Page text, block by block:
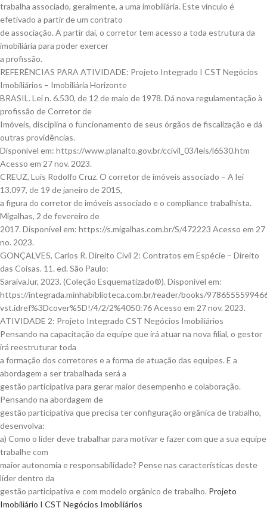
trabalha associado, geralmente, a uma imobiliária. Este vínculo é
efetivado a partir de um contrato
de associação. A partir daí, o corretor tem acesso a toda estrutura da
imobiliária para poder exercer
a profissão.
REFERÊNCIAS PARA ATIVIDADE: Projeto Integrado I CST Negócios
Imobiliários – Imobiliária Horizonte
BRASIL. Lei n. 6.530, de 12 de maio de 1978. Dá nova regulamentação à
profissão de Corretor de
Imóveis, disciplina o funcionamento de seus órgãos de fiscalização e dá
outras providências.
Disponível em: https://www.planalto.gov.br/ccivil_03/leis/l6530.htm
Acesso em 27 nov. 2023.
CREUZ, Luís Rodolfo Cruz. O corretor de imóveis associado – A lei
13.097, de 19 de janeiro de 2015,
a figura do corretor de imóveis associado e o compliance trabalhista.
Migalhas, 2 de fevereiro de
2017. Disponível em: https://s.migalhas.com.br/S/472223 Acesso em 27
no. 2023.
GONÇALVES, Carlos R. Direito Civil 2: Contratos em Espécie – Direito
das Coisas. 11. ed. São Paulo:
SaraivaJur, 2023. (Coleção Esquematizado®). Disponível em:
https://integrada.minhabiblioteca.com.br/reader/books/
vst.idref%3Dcover%5D!/4/2/2%4050:76 Acesso em 27 nov. 2023.
ATIVIDADE 2: Projeto Integrado CST Negócios Imobiliários
Pensando na capacitação da equipe que irá atuar na nova filial, o gestor
irá reestruturar toda
a formação dos corretores e a forma de atuação das equipes. E a
abordagem a ser trabalhada será a
gestão participativa para gerar maior desempenho e colaboração.
Pensando na abordagem de
gestão participativa que precisa ter configuração orgânica de trabalho,
desenvolva:
a) Como o líder deve trabalhar para motivar e fazer com que a sua equipe
trabalhe com
maior autonomia e responsabilidade? Pense nas características deste
líder dentro da
gestão participativa e com modelo orgânico de trabalho. Projeto
Imobiliário I CST Negócios Imobiliários